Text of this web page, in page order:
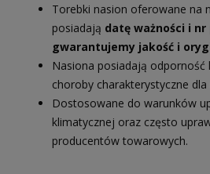
Torebki nasion oferowane na
posiadają datę ważności i
gwarantujemy jakość i
Nasiona posiadają odporność
choroby charakterystyczne
Dostosowane do warunków
klimatycznej oraz często
producentów towarowych.